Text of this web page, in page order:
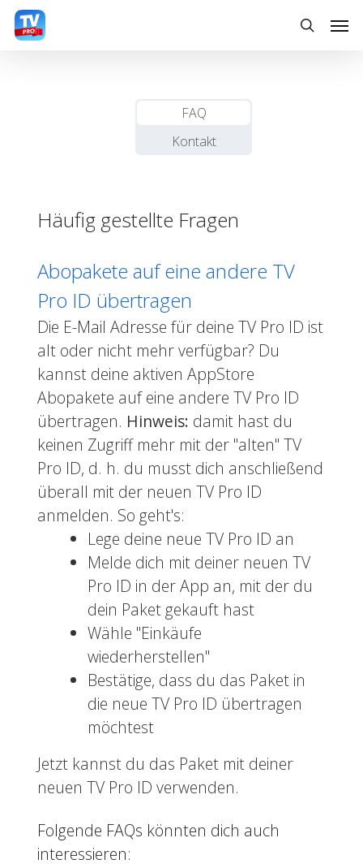
Skip
search
FAQ
Kontakt
Häufig gestellte Fragen
Abopakete auf eine andere TV
Pro ID übertragen
Die E-Mail Adresse für deine TV Pro ID ist
alt oder nicht mehr verfügbar? Du
kannst deine aktiven AppStore
Abopakete auf eine andere TV Pro ID
übertragen. Hinweis: damit hast du
keinen Zugriff mehr mit der "alten" TV
Pro ID, d. h. du musst dich anschließend
überall mit der neuen TV Pro ID
anmelden. So geht's:
Lege deine neue TV Pro ID an
Melde dich mit deiner neuen TV
Pro ID in der App an, mit der du
dein Paket gekauft hast
Wähle "Einkäufe
wiederherstellen"
Bestätige, dass du das Paket in
die neue TV Pro ID übertragen
möchtest
Jetzt kannst du das Paket mit deiner
neuen TV Pro ID verwenden.
Folgende FAQs könnten dich auch
interessieren: